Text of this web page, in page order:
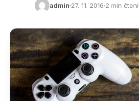
admin 27. 11. 2016 2 min čtení